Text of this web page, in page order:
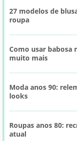
27 modelos de
roupa
Como usar babosa
muito mais
Moda anos 90:
looks
Roupas anos 80:
atual